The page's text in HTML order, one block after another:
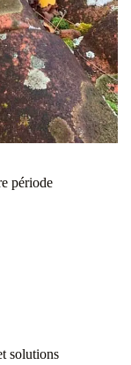
période
solutions